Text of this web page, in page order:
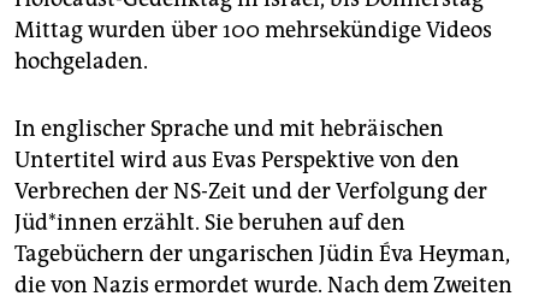
Mittag wurden über 100 mehrsekündige Videos
hochgeladen.
In englischer Sprache und mit hebräischen
Untertitel wird aus Evas Perspektive von den
Verbrechen der NS-Zeit und der Verfolgung der
Jüd*innen erzählt. Sie beruhen auf den
Tagebüchern der ungarischen Jüdin Éva Heyman,
die von Nazis ermordet wurde. Nach dem Zweiten